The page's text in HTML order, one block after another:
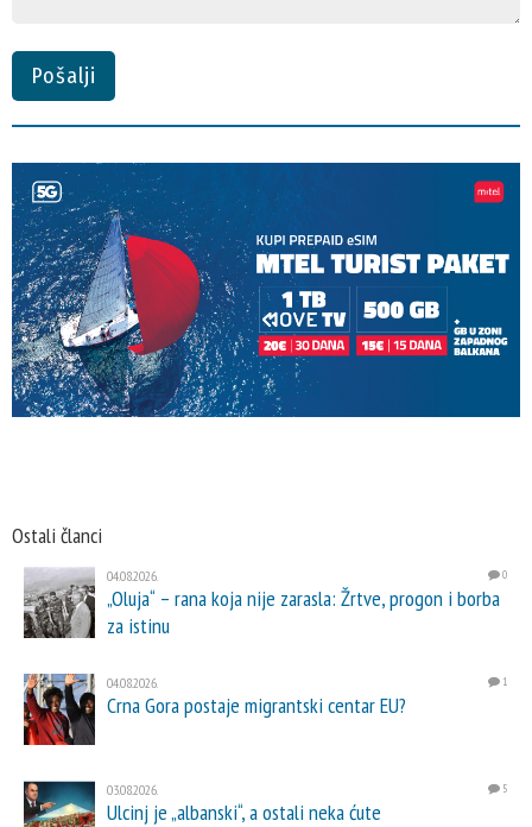
Pošalji
Ostali članci
04.08.2026. 0
„Oluja“ – rana koja nije zarasla: Žrtve, progon i borba
za istinu
04.08.2026. 1
Crna Gora postaje migrantski centar EU?
03.08.2026. 5
Ulcinj je „albanski“, a ostali neka ćute